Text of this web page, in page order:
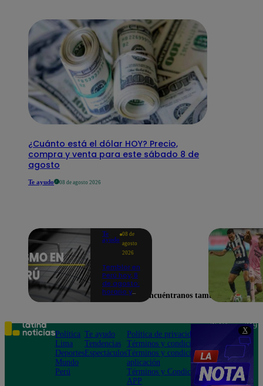
X
¿Cuánto está el dólar HOY? Precio,
compra y venta para este sábado 8 de
agosto
Te ayudo 08 de agosto 2026
Te
ayudo
08 de
agosto
2026
Temblor en
Perú hoy, 8
de agosto:
horario y
según IGP
Encuéntranos también en
Política
Lima
Deportes
Mundo
Perú
Te ayudo
Tendencias
Espectáculos
Política de privacidad
Términos y condiciones
Términos y condiciones
aplicación
Términos y Condiciones
APP
Teléfono: 219
Av. San
Felipe 968
Jesús María